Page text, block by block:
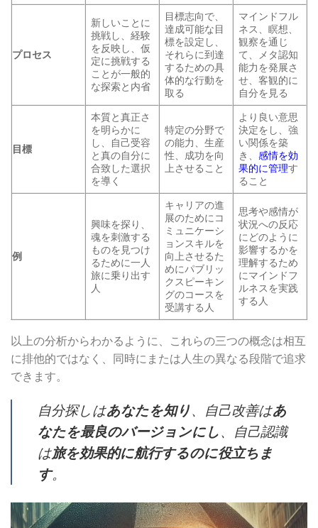
プロセス
新しいことに
挑戦し、経験
を反映し、仮
定に挑戦する
ことが一般的
な探索と内省
目標志向で、
達成可能な目
標を設定し、
それらに到達
するための具
体的な行動を
取る
マインドフル
ネス、瞑想、
観察を通じ
て、メタ認知
能力を発展さ
せ、客観的に
自分を見る
目標
本質と真正さ
を明らかに
し、自己受容
と真の自分に
合致した選択
を導く
特定の分野で
の能力、生産
性、成功を向
上させること
より良い意思
決定をし、強
い関係を築
き、感情を効
果的に管理す
ること
例
興味を探り、
魂を刺激する
ものを見つけ
るために一人
旅に乗り出す
人
キャリアの進
展のためにコ
ミュニケーシ
ョンスキルを
向上させるた
めにパブリッ
クスピーキン
グのコースを
受講する人
思考や感情が
状況への反応
にどのように
影響するかを
理解するため
にマインドフ
ルネスを実践
する人
以上の分析からわかるように、これらの三つの概念は相互
に排他的ではなく、同時にまたは人生の異なる段階で追求
できます。
自分探しはあなたを知り、自己改善はあ
なたを最良のバージョンにし、自己認識
は旅を効果的に航行するのに役立ちま
す。